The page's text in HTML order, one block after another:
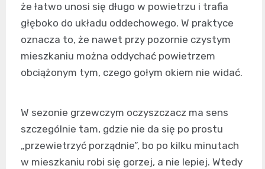
że łatwo unosi się długo w powietrzu i trafia
głęboko do układu oddechowego. W praktyce
oznacza to, że nawet przy pozornie czystym
mieszkaniu można oddychać powietrzem
obciążonym tym, czego gołym okiem nie widać.
W sezonie grzewczym oczyszczacz ma sens
szczególnie tam, gdzie nie da się po prostu
„przewietrzyć porządnie”, bo po kilku minutach
w mieszkaniu robi się gorzej, a nie lepiej. Wtedy